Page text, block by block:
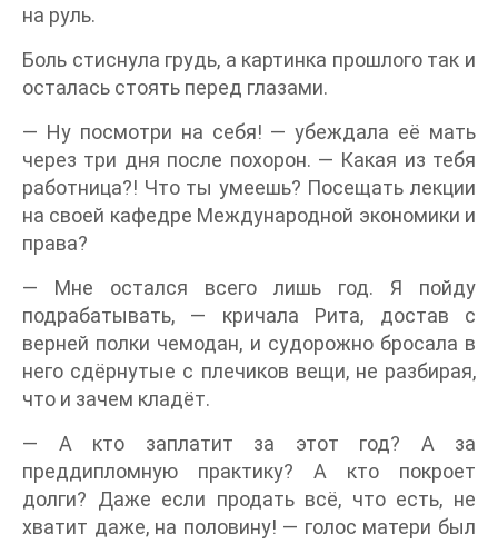
на руль.
Боль стиснула грудь, а картинка прошлого так и
осталась стоять перед глазами.
— Ну посмотри на себя! — убеждала её мать
через три дня после похорон. — Какая из тебя
работница?! Что ты умеешь? Посещать лекции
на своей кафедре Международной экономики и
права?
— Мне остался всего лишь год. Я пойду
подрабатывать, — кричала Рита, достав с
верней полки чемодан, и судорожно бросала в
него сдёрнутые с плечиков вещи, не разбирая,
что и зачем кладёт.
— А кто заплатит за этот год? А за
преддипломную практику? А кто покроет
долги? Даже если продать всё, что есть, не
хватит даже, на половину! — голос матери был